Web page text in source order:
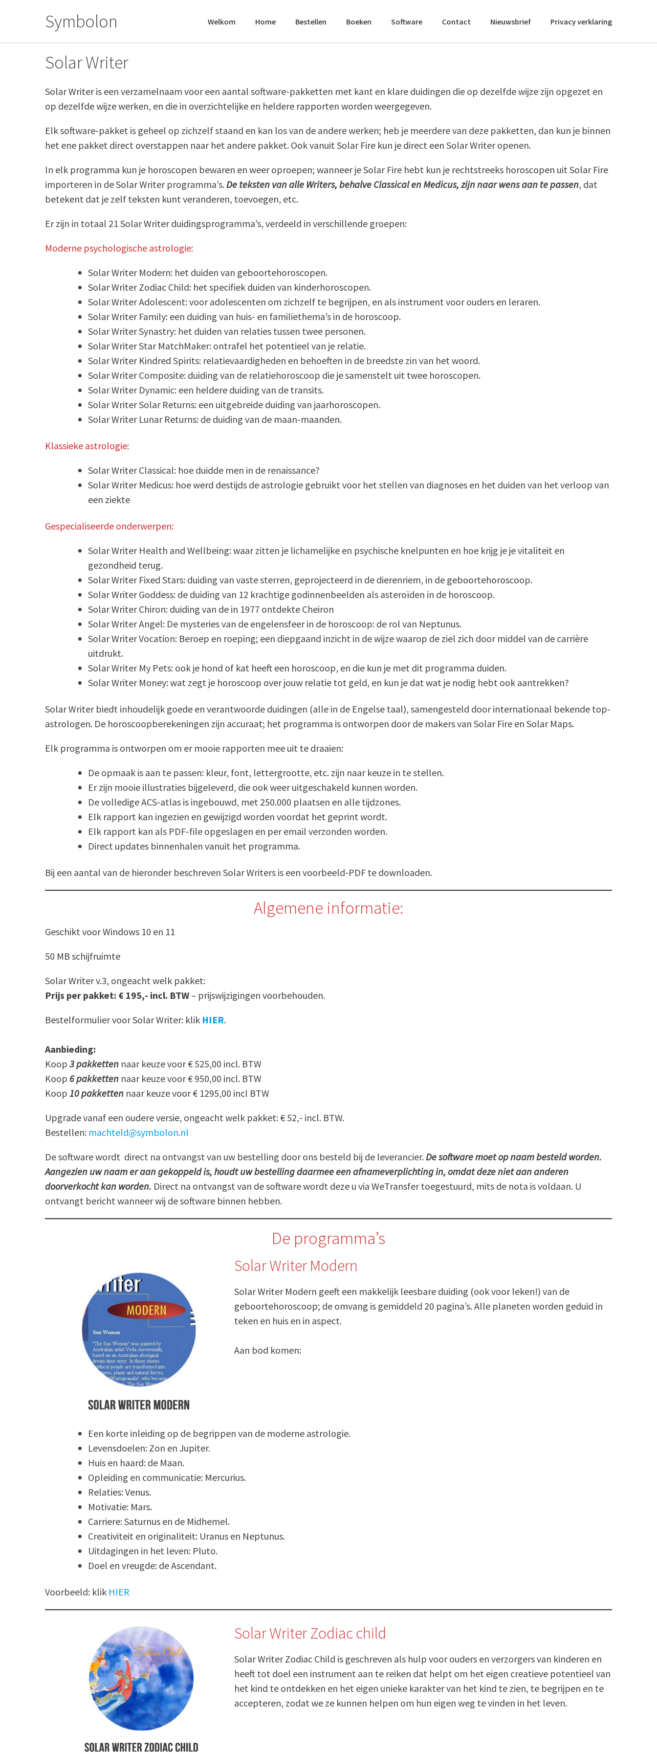
Symbolon Welkom Home Bestellen Boeken Software Contact Nieuwsbrief Privacy verklaring
Solar Writer
Solar Writer is een verzamelnaam voor een aantal software-pakketten met kant en klare duidingen die op dezelfde wijze zijn opgezet en
op dezelfde wijze werken, en die in overzichtelijke en heldere rapporten worden weergegeven.
Elk software-pakket is geheel op zichzelf staand en kan los van de andere werken; heb je meerdere van deze pakketten, dan kun je binnen
het ene pakket direct overstappen naar het andere pakket. Ook vanuit Solar Fire kun je direct een Solar Writer openen.
In elk programma kun je horoscopen bewaren en weer oproepen; wanneer je Solar Fire hebt kun je rechtstreeks horoscopen uit Solar Fire
importeren in de Solar Writer programma’s. De teksten van alle Writers, behalve Classical en Medicus, zijn naar wens aan te passen, dat
betekent dat je zelf teksten kunt veranderen, toevoegen, etc.
Er zijn in totaal 21 Solar Writer duidingsprogramma’s, verdeeld in verschillende groepen:
Moderne psychologische astrologie:
Solar Writer Modern: het duiden van geboortehoroscopen.
Solar Writer Zodiac Child: het specifiek duiden van kinderhoroscopen.
Solar Writer Adolescent: voor adolescenten om zichzelf te begrijpen, en als instrument voor ouders en leraren.
Solar Writer Family: een duiding van huis- en familiethema’s in de horoscoop.
Solar Writer Synastry: het duiden van relaties tussen twee personen.
Solar Writer Star MatchMaker: ontrafel het potentieel van je relatie.
Solar Writer Kindred Spirits: relatievaardigheden en behoeften in de breedste zin van het woord.
Solar Writer Composite: duiding van de relatiehoroscoop die je samenstelt uit twee horoscopen.
Solar Writer Dynamic: een heldere duiding van de transits.
Solar Writer Solar Returns: een uitgebreide duiding van jaarhoroscopen.
Solar Writer Lunar Returns: de duiding van de maan-maanden.
Klassieke astrologie:
Solar Writer Classical: hoe duidde men in de renaissance?
Solar Writer Medicus: hoe werd destijds de astrologie gebruikt voor het stellen van diagnoses en het duiden van het verloop van
een ziekte
Gespecialiseerde onderwerpen:
Solar Writer Health and Wellbeing: waar zitten je lichamelijke en psychische knelpunten en hoe krijg je je vitaliteit en
gezondheid terug.
Solar Writer Fixed Stars: duiding van vaste sterren, geprojecteerd in de dierenriem, in de geboortehoroscoop.
Solar Writer Goddess: de duiding van 12 krachtige godinnenbeelden als asteroïden in de horoscoop.
Solar Writer Chiron: duiding van de in 1977 ontdekte Cheiron
Solar Writer Angel: De mysteries van de engelensfeer in de horoscoop: de rol van Neptunus.
Solar Writer Vocation: Beroep en roeping; een diepgaand inzicht in de wijze waarop de ziel zich door middel van de carrière
uitdrukt.
Solar Writer My Pets: ook je hond of kat heeft een horoscoop, en die kun je met dit programma duiden.
Solar Writer Money: wat zegt je horoscoop over jouw relatie tot geld, en kun je dat wat je nodig hebt ook aantrekken?
Solar Writer biedt inhoudelijk goede en verantwoorde duidingen (alle in de Engelse taal), samengesteld door internationaal bekende top-
astrologen. De horoscoopberekeningen zijn accuraat; het programma is ontworpen door de makers van Solar Fire en Solar Maps.
Elk programma is ontworpen om er mooie rapporten mee uit te draaien:
De opmaak is aan te passen: kleur, font, lettergrootte, etc. zijn naar keuze in te stellen.
Er zijn mooie illustraties bijgeleverd, die ook weer uitgeschakeld kunnen worden.
De volledige ACS-atlas is ingebouwd, met 250.000 plaatsen en alle tijdzones.
Elk rapport kan ingezien en gewijzigd worden voordat het geprint wordt.
Elk rapport kan als PDF-file opgeslagen en per email verzonden worden.
Direct updates binnenhalen vanuit het programma.
Bij een aantal van de hieronder beschreven Solar Writers is een voorbeeld-PDF te downloaden.
Algemene informatie:
Geschikt voor Windows 10 en 11
50 MB schijfruimte
Solar Writer v.3, ongeacht welk pakket:
Prijs per pakket: € 195,- incl. BTW – prijswijzigingen voorbehouden.
Bestelformulier voor Solar Writer: klik HIER.
Aanbieding:
Koop 3 pakketten naar keuze voor € 525,00 incl. BTW
Koop 6 pakketten naar keuze voor € 950,00 incl. BTW
Koop 10 pakketten naar keuze voor € 1295,00 incl BTW
Upgrade vanaf een oudere versie, ongeacht welk pakket: € 52,- incl. BTW.
Bestellen: machteld@symbolon.nl
De software wordt direct na ontvangst van uw bestelling door ons besteld bij de leverancier. De software moet op naam besteld worden.
Aangezien uw naam er aan gekoppeld is, houdt uw bestelling daarmee een afnameverplichting in, omdat deze niet aan anderen
doorverkocht kan worden. Direct na ontvangst van de software wordt deze u via WeTransfer toegestuurd, mits de nota is voldaan. U
ontvangt bericht wanneer wij de software binnen hebben.
De programma’s
Solar Writer Modern
Solar Writer Modern geeft een makkelijk leesbare duiding (ook voor leken!) van de
geboortehoroscoop; de omvang is gemiddeld 20 pagina’s. Alle planeten worden geduid in
teken en huis en in aspect.
Aan bod komen:
Een korte inleiding op de begrippen van de moderne astrologie.
Levensdoelen: Zon en Jupiter.
Huis en haard: de Maan.
Opleiding en communicatie: Mercurius.
Relaties: Venus.
Motivatie: Mars.
Carriere: Saturnus en de Midhemel.
Creativiteit en originaliteit: Uranus en Neptunus.
Uitdagingen in het leven: Pluto.
Doel en vreugde: de Ascendant.
Voorbeeld: klik HIER
Solar Writer Zodiac child
Solar Writer Zodiac Child is geschreven als hulp voor ouders en verzorgers van kinderen en
heeft tot doel een instrument aan te reiken dat helpt om het eigen creatieve potentieel van
het kind te ontdekken en het eigen unieke karakter van het kind te zien, te begrijpen en te
accepteren, zodat we ze kunnen helpen om hun eigen weg te vinden in het leven.